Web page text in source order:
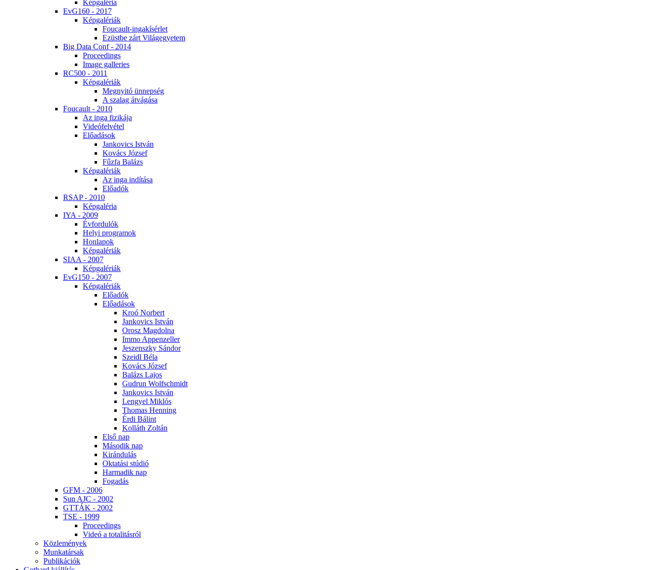
Kép­ga­lé­ria
EvG160 - 2017
Kép­ga­lé­ri­ák
Fo­u­ca­ult-in­ga­kí­sér­let
Ezüst­be zárt Vi­lág­egye­tem
Big Da­ta Conf - 2014
Pro­ce­e­dings
Image gal­le­ri­es
RC500 - 2011
Kép­ga­lé­ri­ák
Meg­nyi­tó ün­nep­ség
A sza­lag át­vá­gá­sa
Fo­u­ca­ult - 2010
Az in­ga fi­zi­ká­ja
Vi­de­ó­fel­vé­tel
Elő­adá­sok
Jan­ko­vics Ist­ván
Ko­vács Jó­zsef
Fűz­fa Ba­lázs
Kép­ga­lé­ri­ák
Az in­ga in­dí­tá­sa
Elő­adók
RSAP - 2010
Kép­ga­lé­ria
IYA - 2009
Év­for­du­lók
He­lyi prog­ra­mok
Hon­la­pok
Kép­ga­lé­ri­ák
SI­AA - 2007
Kép­ga­lé­ri­ák
EvG150 - 2007
Kép­ga­lé­ri­ák
Elő­adók
Elő­adá­sok
Kroó Nor­bert
Jan­ko­vics Ist­ván
Orosz Mag­dol­na
Im­mo Ap­pen­zel­ler
Je­szensz­ky Sán­dor
Szeidl Bé­la
Ko­vács Jó­zsef
Ba­lázs La­jos
Gud­run Wolfsch­midt
Jan­ko­vics Ist­ván
Len­gyel Mik­lós
Tho­mas Hen­ning
Ér­di Bá­lint
Kol­láth Zol­tán
El­ső nap
Má­so­dik nap
Ki­rán­du­lás
Ok­ta­tá­si stú­dió
Har­ma­dik nap
Fo­ga­dás
GFM - 2006
Sun AJC - 2002
GT­TÁK - 2002
TSE - 1999
Pro­ce­e­dings
Vi­deó a to­ta­li­tás­ról
Köz­le­mé­nyek
Mun­ka­tár­sak
Pub­li­ká­ci­ók